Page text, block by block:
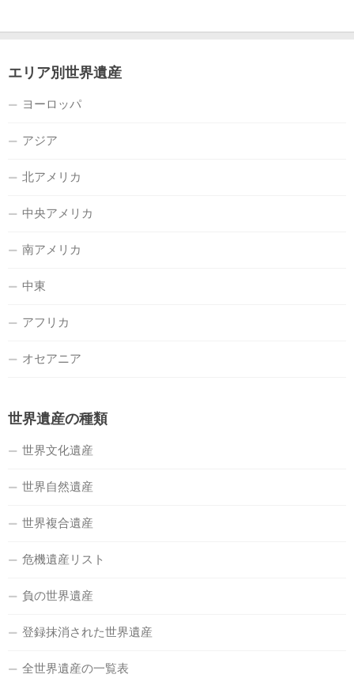
エリア別世界遺産
ヨーロッパ
アジア
北アメリカ
中央アメリカ
南アメリカ
中東
アフリカ
オセアニア
世界遺産の種類
世界文化遺産
世界自然遺産
世界複合遺産
危機遺産リスト
負の世界遺産
登録抹消された世界遺産
全世界遺産の一覧表